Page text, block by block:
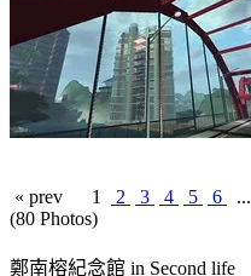
« prev 1 2 3 4 5 6 ...
(80 Photos)
鄭南榕紀念館 in Second life